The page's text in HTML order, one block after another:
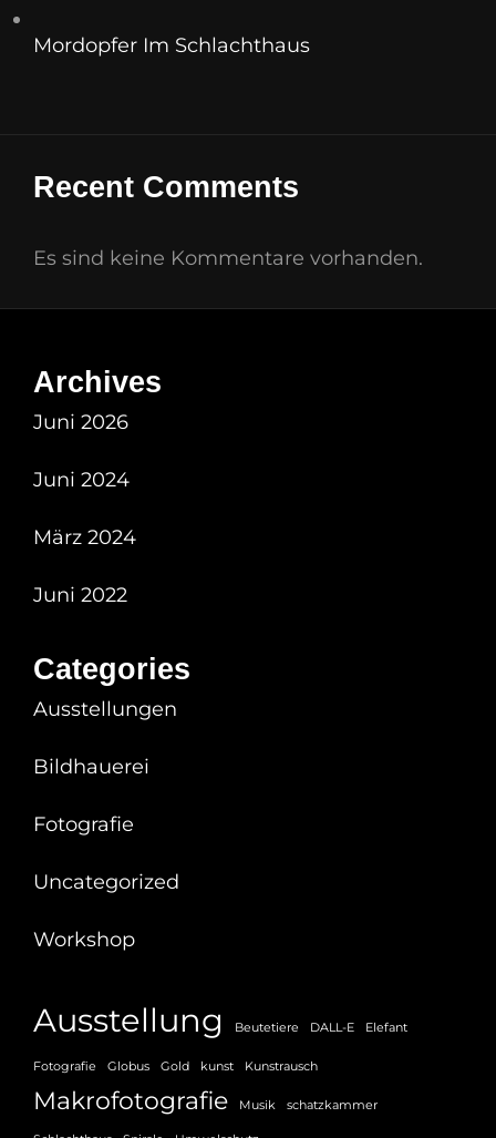
Mordopfer Im Schlachthaus
Recent Comments
Es sind keine Kommentare vorhanden.
Archives
Juni 2026
Juni 2024
März 2024
Juni 2022
Categories
Ausstellungen
Bildhauerei
Fotografie
Uncategorized
Workshop
Ausstellung Beutetiere DALL-E Elefant
Fotografie Globus Gold kunst Kunstrausch
Makrofotografie Musik schatzkammer